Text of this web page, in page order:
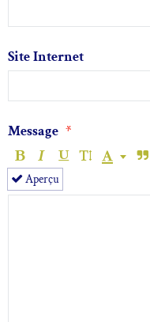
Site Internet
Message
Aperçu